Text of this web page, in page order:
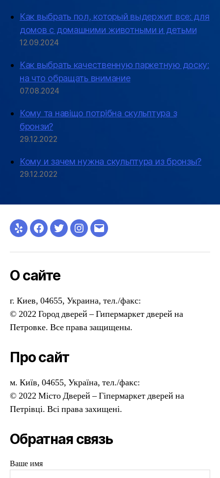
Как выбрать пол, который выдержит все: для
домов с домашними животными и детьми
12.09.2024
Как выбрать качественную паркетную доску:
на что обращать внимание
07.08.2024
Кому та навіщо потрібна скульптура з
бронзи?
29.12.2022
Кому и зачем нужна скульптура из бронзы?
29.12.2022
Yelp Facebook
TwitterInstagram
Email
О сайте
г. Киев, 04655, Украина, тел./факс:
© 2022 Город дверей – Гипермаркет дверей на
Петровке. Все права защищены.
Про сайт
м. Київ, 04655, Україна, тел./факс:
© 2022 Місто Дверей – Гіпермаркет дверей на
Петрівці. Всі права захищені.
Обратная связь
Ваше имя